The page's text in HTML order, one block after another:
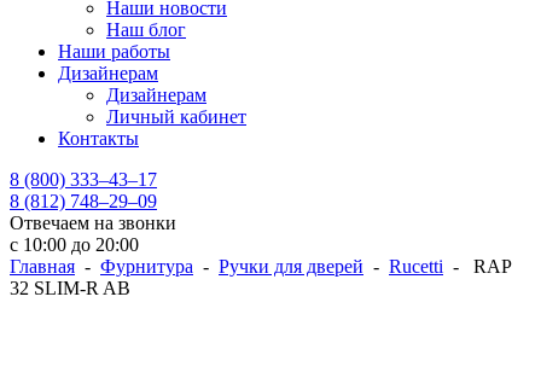
Наши новости
Наш блог
Наши работы
Дизайнерам
Дизайнерам
Личный кабинет
Контакты
8 (800) 333–43–17
8 (812) 748–29–09
Отвечаем на звонки
с 10:00 до 20:00
Главная - Фурнитура - Ручки для дверей - Rucetti - RAP
32 SLIM-R AB